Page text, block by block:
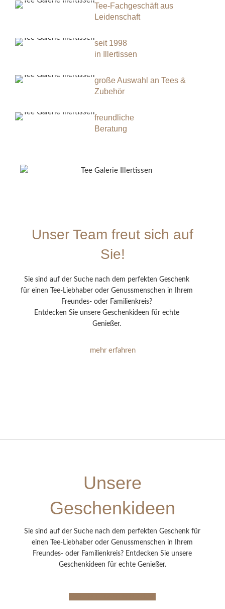
Tee-Fachgeschäft aus
Leidenschaft
seit 1998
in Illertissen
große Auswahl an Tees &
Zubehör
freundliche
Beratung
Unser Team freut sich auf
Sie!
Sie sind auf der Suche nach dem perfekten Geschenk
für einen Tee-Liebhaber oder Genussmenschen in Ihrem
Freundes- oder Familienkreis?
Entdecken Sie unsere Geschenkideen für echte
Genießer.
mehr erfahren
Unsere
Geschenkideen
Sie sind auf der Suche nach dem perfekten Geschenk für
einen Tee-Liebhaber oder Genussmenschen in Ihrem
Freundes- oder Familienkreis? Entdecken Sie unsere
Geschenkideen für echte Genießer.